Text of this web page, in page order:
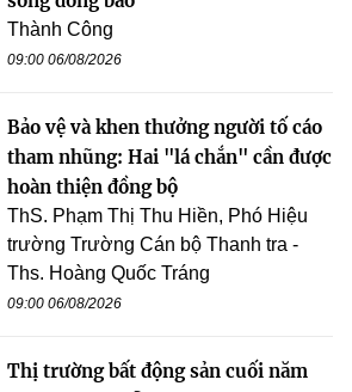
Thành Công
09:00 06/08/2026
Bảo vệ và khen thưởng người tố cáo
tham nhũng: Hai "lá chắn" cần được
hoàn thiện đồng bộ
ThS. Phạm Thị Thu Hiền, Phó Hiệu
trường Trường Cán bộ Thanh tra -
Ths. Hoàng Quốc Tráng
09:00 06/08/2026
Thị trường bất động sản cuối năm